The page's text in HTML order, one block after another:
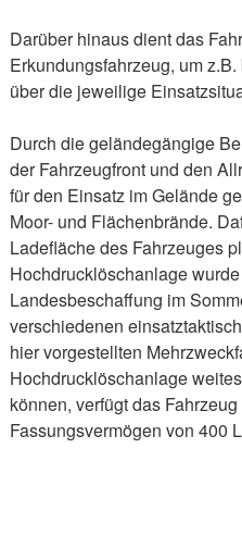
Darüber hinaus dient das
Erkundungsfahrzeug, um
über die jeweilige
Durch die geländegängige
der Fahrzeugfront und den
für den Einsatz im Gelände
Moor- und Flächenbrände.
Ladefläche des Fahrzeuges
Hochdrucklöschanlage
Landesbeschaffung im
verschiedenen
hier vorgestellten
Hochdrucklöschanlage
können, verfügt das
Fassungsvermögen von 400